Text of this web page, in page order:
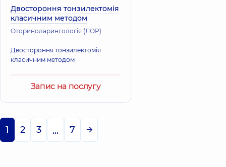
Двостороння тонзилектомія
класичним методом
Оториноларингологія (ЛОР)
Двостороння тонзилектомія
класичним методом
Запис на послугу
1 2 3 ... 7